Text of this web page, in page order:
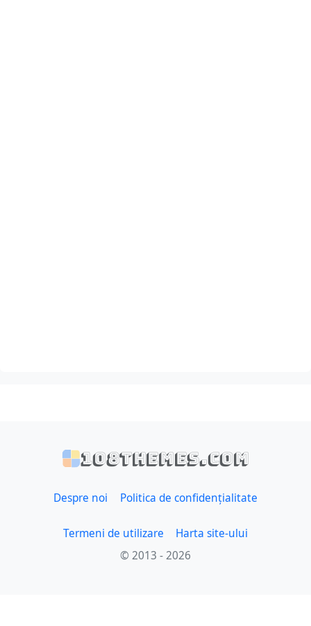
108themes.com
Despre noi Politica de confidențialitate
Termeni de utilizare
Harta site-ului
© 2013 - 2026